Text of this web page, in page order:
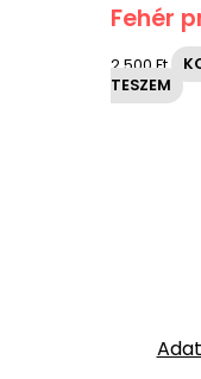
Fehér
2,500Ft
TESZEM